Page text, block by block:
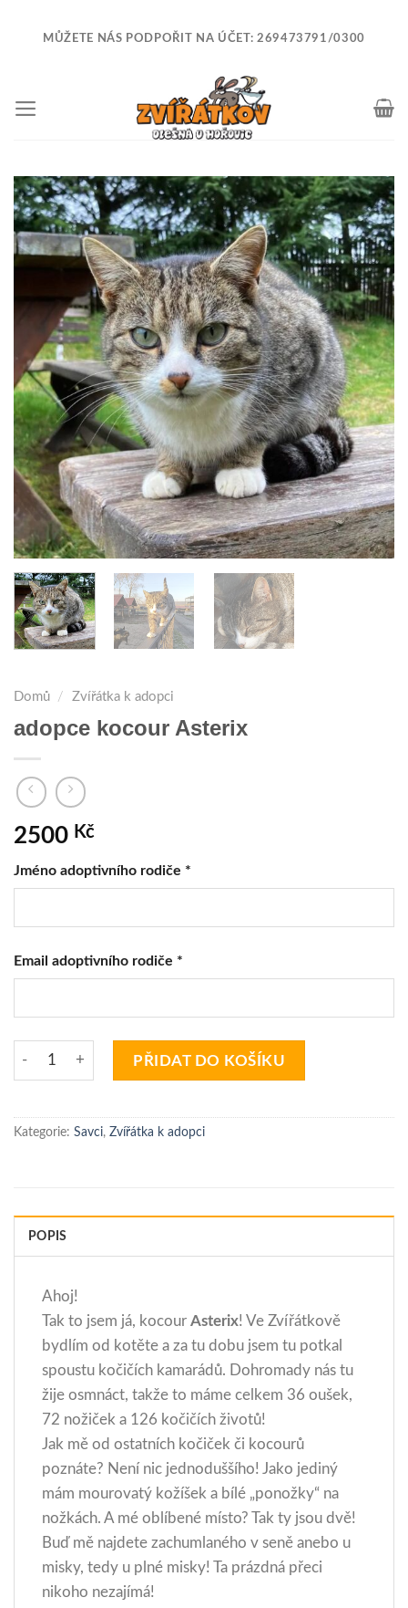
MŮŽETE NÁS PODPOŘIT NA ÚČET: 269473791/0300
Domů / Zvířátka k adopci
adopce kocour Asterix
2500 Kč
Jméno adoptivního rodiče *
Email adoptivního rodiče *
adopce kocour Asterix množství
PŘIDAT DO KOŠÍKU
Kategorie: Savci, Zvířátka k adopci
POPIS
Ahoj!
Tak to jsem já, kocour Asterix! Ve Zvířátkově
bydlím od kotěte a za tu dobu jsem tu potkal
spoustu kočičích kamarádů. Dohromady nás tu
žije osmnáct, takže to máme celkem 36 oušek,
72 nožiček a 126 kočičích životů!
Jak mě od ostatních kočiček či kocourů
poznáte? Není nic jednoduššího! Jako jediný
mám mourovatý kožíšek a bílé „ponožky“ na
nožkách. A mé oblíbené místo? Tak ty jsou dvě!
Buď mě najdete zachumlaného v seně anebo u
misky, tedy u plné misky! Ta prázdná přeci
nikoho nezajímá!